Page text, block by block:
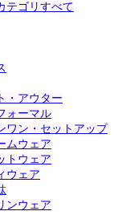
テゴリすべて
・アウター
ォーマル
ワン・セットアップ
ムウェア
トウェア
ウェア
ンウェア